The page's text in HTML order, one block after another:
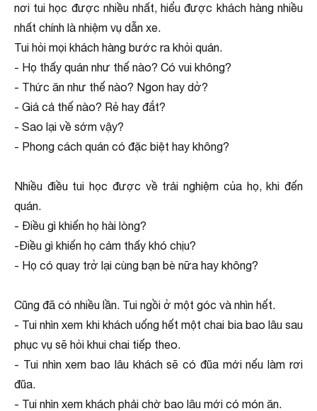
nơi tui học được nhiều nhất, hiểu được khách hàng nhiều
nhất chính là nhiệm vụ dẫn xe.
Tui hỏi mọi khách hàng bước ra khỏi quán.
- Họ thấy quán như thế nào? Có vui không?
- Thức ăn như thế nào? Ngon hay dở?
- Giá cả thế nào? Rẻ hay đắt?
- Sao lại về sớm vậy?
- Phong cách quán có đặc biệt hay không?
Nhiều điều tui học được về trải nghiệm của họ, khi đến
quán.
- Điều gì khiến họ hài lòng?
-Điều gì khiến họ cảm thấy khó chịu?
- Họ có quay trở lại cùng bạn bè nữa hay không?
Cũng đã có nhiều lần. Tui ngồi ở một góc và nhìn hết.
- Tui nhìn xem khi khách uống hết một chai bia bao lâu sau
phục vụ sẽ hỏi khui chai tiếp theo.
- Tui nhìn xem bao lâu khách sẽ có đũa mới nếu làm rơi
đũa.
- Tui nhìn xem khách phải chờ bao lâu mới có món ăn.